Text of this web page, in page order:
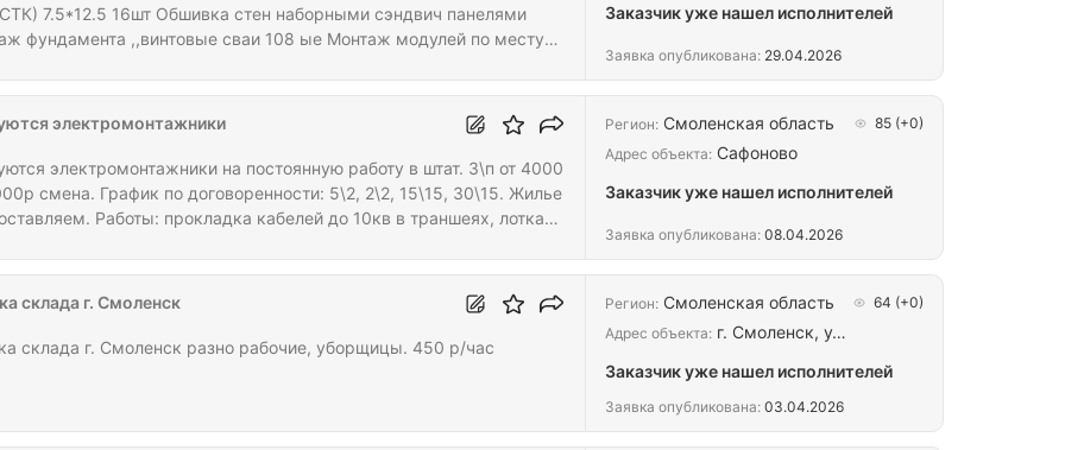
7.5*12.5 16шт Обшивка стен наборными сэндвич панелями
фундамента ,,винтовые сваи 108 ые Монтаж модулей по месту
Заказчик уже нашел исполнителей
Заявка опубликована: 29.04.2026
электромонтажники
электромонтажники на постоянную работу в штат. З\п от 4000
смена. График по договоренности: 5\2, 2\2, 15\15, 30\15. Жилье
Работы: прокладка кабелей до 10кв в траншеях, лотках,
Регион: Смоленская область 85 (+0)
Адрес объекта: Сафоново
Заказчик уже нашел исполнителей
Заявка опубликована: 08.04.2026
склада г. Смоленск
склада г. Смоленск разно рабочие, уборщицы. 450 р/час
Регион: Смоленская область 64 (+0)
Адрес объекта: г. Смоленск, у…
Заказчик уже нашел исполнителей
Заявка опубликована: 03.04.2026